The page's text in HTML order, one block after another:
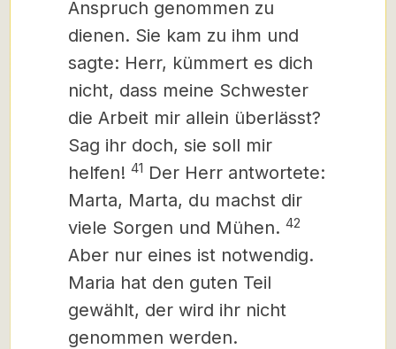
Anspruch genommen zu
dienen. Sie kam zu ihm und
sagte: Herr, kümmert es dich
nicht, dass meine Schwester
die Arbeit mir allein überlässt?
Sag ihr doch, sie soll mir
helfen! 41 Der Herr antwortete:
Marta, Marta, du machst dir
viele Sorgen und Mühen. 42
Aber nur eines ist notwendig.
Maria hat den guten Teil
gewählt, der wird ihr nicht
genommen werden.